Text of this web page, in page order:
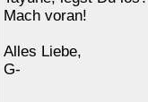
Mach voran!
Alles Liebe,
G-